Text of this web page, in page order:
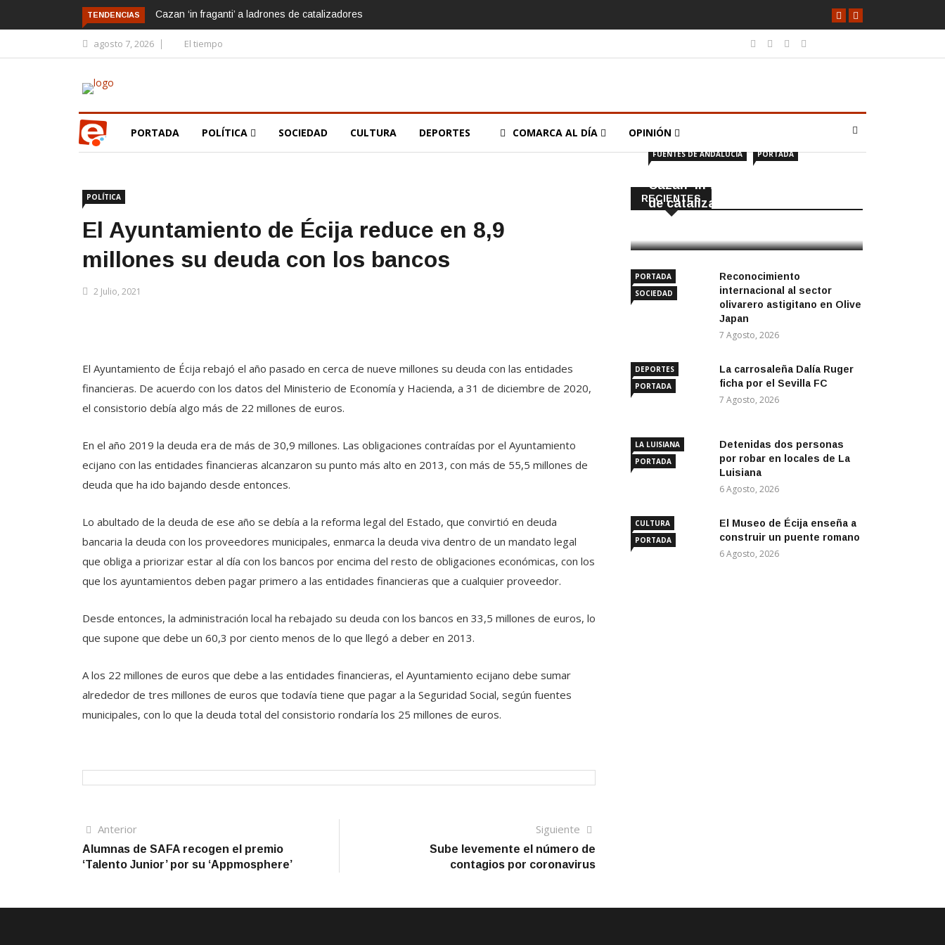
TENDENCIAS Cazan ‘in fraganti’ a ladrones de catalizadores
agosto 7, 2026 El tiempo
PORTADA POLÍTICA SOCIEDAD CULTURA DEPORTES COMARCA AL DÍA OPINIÓN
POLÍTICA
El Ayuntamiento de Écija reduce en 8,9
millones su deuda con los bancos
2 Julio, 2021
El Ayuntamiento de Écija rebajó el año pasado en cerca de nueve millones su deuda con las entidades
financieras. De acuerdo con los datos del Ministerio de Economía y Hacienda, a 31 de diciembre de 2020,
el consistorio debía algo más de 22 millones de euros.
En el año 2019 la deuda era de más de 30,9 millones. Las obligaciones contraídas por el Ayuntamiento
ecijano con las entidades financieras alcanzaron su punto más alto en 2013, con más de 55,5 millones de
deuda que ha ido bajando desde entonces.
Lo abultado de la deuda de ese año se debía a la reforma legal del Estado, que convirtió en deuda
bancaria la deuda con los proveedores municipales, enmarca la deuda viva dentro de un mandato legal
que obliga a priorizar estar al día con los bancos por encima del resto de obligaciones económicas, con los
que los ayuntamientos deben pagar primero a las entidades financieras que a cualquier proveedor.
Desde entonces, la administración local ha rebajado su deuda con los bancos en 33,5 millones de euros, lo
que supone que debe un 60,3 por ciento menos de lo que llegó a deber en 2013.
A los 22 millones de euros que debe a las entidades financieras, el Ayuntamiento ecijano debe sumar
alrededor de tres millones de euros que todavía tiene que pagar a la Seguridad Social, según fuentes
municipales, con lo que la deuda total del consistorio rondaría los 25 millones de euros.
Navegación
de
AnteriorArtículo
anterior
Alumnas de SAFA recogen el premio
‘Talento Junior’ por su ‘Appmosphere’
Siguiente
Sube levemente el número de
contagios por coronavirus
RECIENTES
FUENTES DE ANDALUCÍA PORTADA
Cazan ‘in fraganti’ a ladrones
de catalizadores
PORTADA
SOCIEDAD
Reconocimiento
internacional al sector
olivarero astigitano en Olive
Japan
7 Agosto, 2026
DEPORTES
PORTADA
La carrosaleña Dalía Ruger
ficha por el Sevilla FC
7 Agosto, 2026
LA LUISIANA
PORTADA
Detenidas dos personas
por robar en locales de La
Luisiana
6 Agosto, 2026
CULTURA
PORTADA
El Museo de Écija enseña a
construir un puente romano
6 Agosto, 2026